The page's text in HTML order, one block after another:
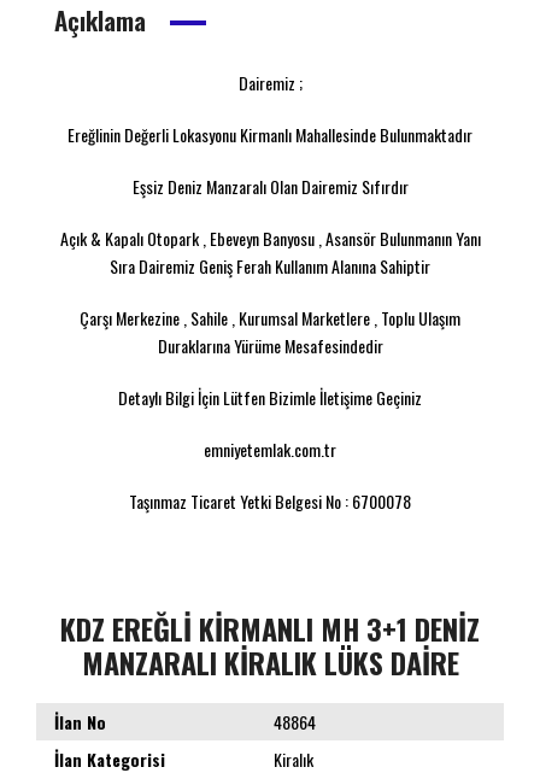
Açıklama
Dairemiz ;
Ereğlinin Değerli Lokasyonu Kirmanlı Mahallesinde Bulunmaktadır
Eşsiz Deniz Manzaralı Olan Dairemiz Sıfırdır
Açık & Kapalı Otopark , Ebeveyn Banyosu , Asansör Bulunmanın Yanı
Sıra Dairemiz Geniş Ferah Kullanım Alanına Sahiptir
Çarşı Merkezine , Sahile , Kurumsal Marketlere , Toplu Ulaşım
Duraklarına Yürüme Mesafesindedir
Detaylı Bilgi İçin Lütfen Bizimle İletişime Geçiniz
emniyetemlak.com.tr
Taşınmaz Ticaret Yetki Belgesi No : 6700078
KDZ EREĞLİ KİRMANLI MH 3+1 DENİZ
MANZARALI KİRALIK LÜKS DAİRE
İlan No
48864
İlan Kategorisi
Kiralık